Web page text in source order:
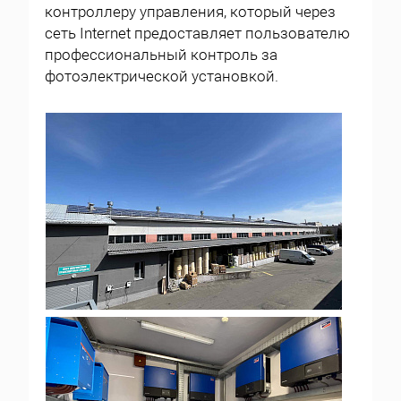
контроллеру управления, который через
сеть Internet предоставляет пользователю
профессиональный контроль за
фотоэлектрической установкой.